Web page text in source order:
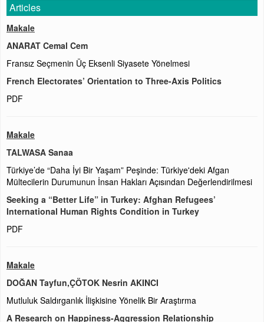
Articles
Makale
ANARAT Cemal Cem
Fransız Seçmenin Üç Eksenli Siyasete Yönelmesi
French Electorates’ Orientation to Three-Axis Politics
PDF
Makale
TALWASA Sanaa
Türkiye’de “Daha İyi Bir Yaşam” Peşinde: Türkiye'deki Afgan
Mültecilerin Durumunun İnsan Hakları Açısından Değerlendirilmesi
Seeking a “Better Life” in Turkey: Afghan Refugees’
International Human Rights Condition in Turkey
PDF
Makale
DOĞAN Tayfun,ÇÖTOK Nesrin AKINCI
Mutluluk Saldırganlık İlişkisine Yönelik Bir Araştırma
A Research on Happiness-Aggression Relationship